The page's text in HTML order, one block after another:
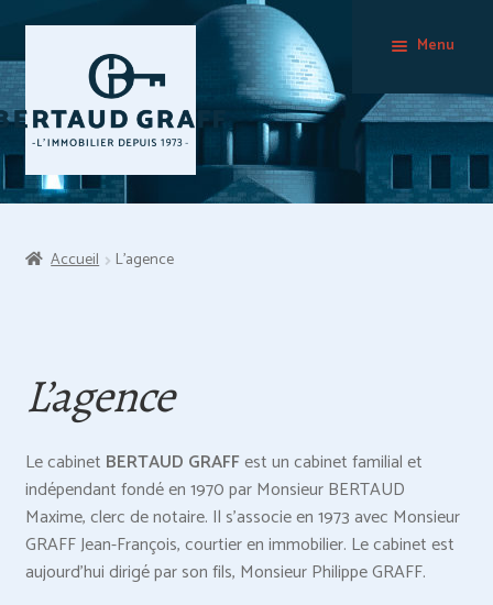
to
navigation
to
Menu
Accueil L’agence
L’agence
Le cabinet BERTAUD GRAFFest un cabinet familial et
indépendant fondé en 1970 par Monsieur BERTAUD
Maxime, clerc de notaire. Il s’associe en 1973 avec Monsieur
GRAFF Jean-François, courtier en immobilier. Le cabinet est
aujourd’hui dirigé par son fils, Monsieur Philippe GRAFF.